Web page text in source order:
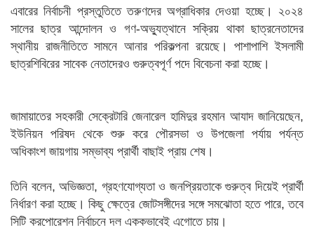
এবারের নির্বাচনী প্রস্তুতিতে তরুণদের অগ্রাধিকার দেওয়া হচ্ছে। ২০২৪
সালের ছাত্র আন্দোলন ও গণ-অভ্যুত্থানে সক্রিয় থাকা ছাত্রনেতাদের
স্থানীয় রাজনীতিতে সামনে আনার পরিকল্পনা রয়েছে। পাশাপাশি ইসলামী
ছাত্রশিবিরের সাবেক নেতাদেরও গুরুত্বপূর্ণ পদে বিবেচনা করা হচ্ছে।
জামায়াতের সহকারী সেক্রেটারি জেনারেল হামিদুর রহমান আযাদ জানিয়েছেন,
ইউনিয়ন পরিষদ থেকে শুরু করে পৌরসভা ও উপজেলা পর্যায় পর্যন্ত
অধিকাংশ জায়গায় সম্ভাব্য প্রার্থী বাছাই প্রায় শেষ।
তিনি বলেন, অভিজ্ঞতা, গ্রহণযোগ্যতা ও জনপ্রিয়তাকে গুরুত্ব দিয়েই প্রার্থী
নির্ধারণ করা হচ্ছে। কিছু ক্ষেত্রে জোটসঙ্গীদের সঙ্গে সমঝোতা হতে পারে, তবে
সিটি করপোরেশন নির্বাচনে দল এককভাবেই এগোতে চায়।